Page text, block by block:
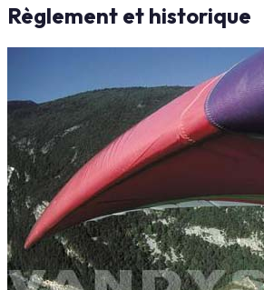
Règlement et historique